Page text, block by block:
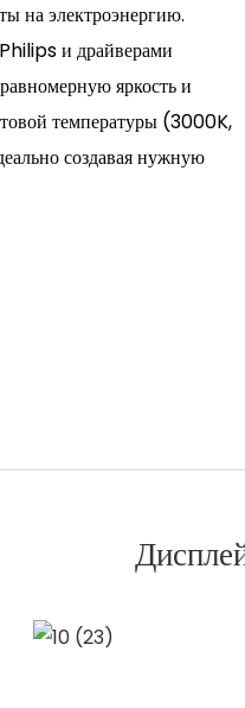
на электроэнергию.
и драйверами
яркость и
температуры (3000K,
создавая нужную